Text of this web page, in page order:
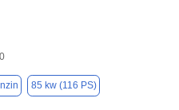
85 kw (116 PS)